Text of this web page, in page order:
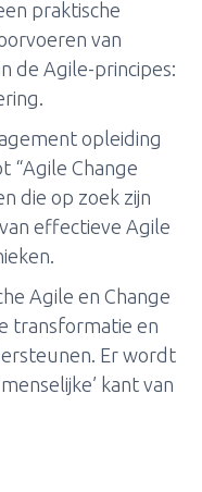
praktische
van
de Agile-principes:
opleiding
“Agile Change
die op zoek zijn
effectieve Agile
Agile en Change
transformatie en
Er wordt
kant van